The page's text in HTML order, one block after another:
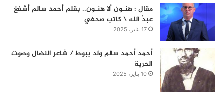
مقال : هنـون ألا هنـون.. بقلم أحمد سالم أشفغ
عبدُ الله \ كاتب صحفي
17 يناير، 2025
أحمد أحمد سالم ولد ببوط / شاعر النضال وصوت
الحرية
10 يناير، 2025